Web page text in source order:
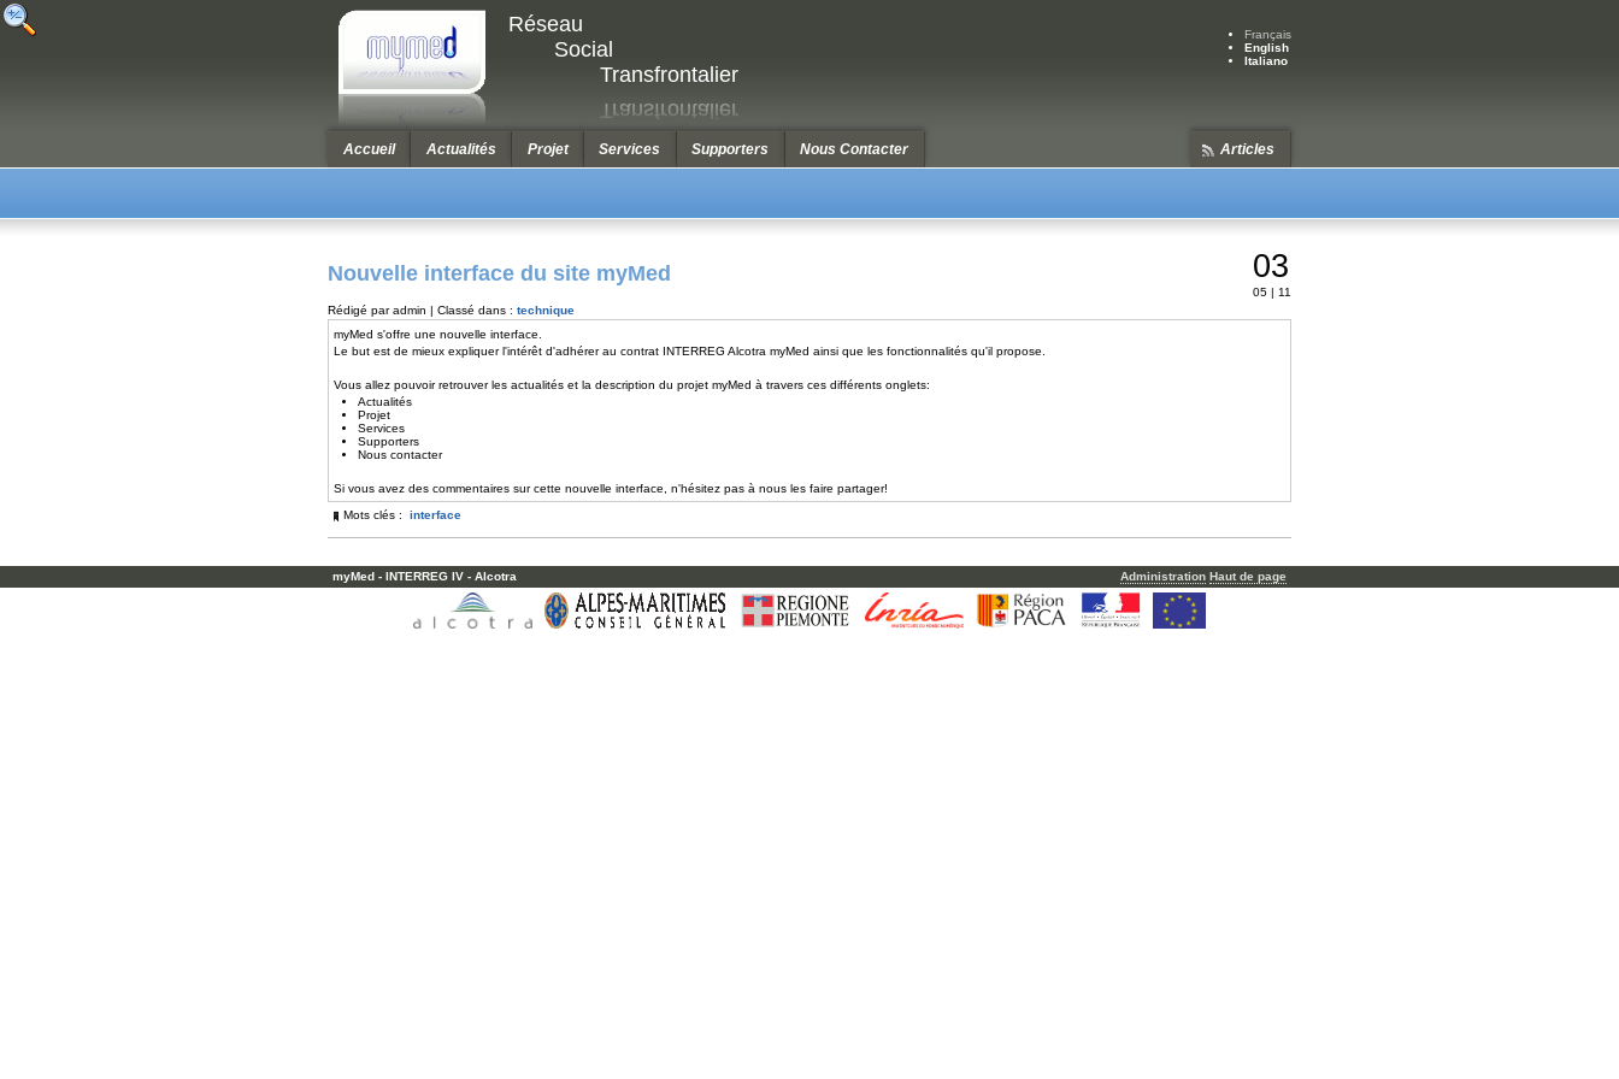
Réseau
Social
Transfrontalier
Français
English
Italiano
Accueil Actualités Projet Services Supporters Nous Contacter Articles
03
05 | 11
Nouvelle interface du site myMed
Rédigé par admin | Classé dans :technique
myMed s'offre une nouvelle interface.
Le but est de mieux expliquer l'intérêt d'adhérer au contrat INTERREG Alcotra myMed ainsi que les fonctionnalités qu'il propose.
Vous allez pouvoir retrouver les actualités et la description du projet myMed à travers ces différents onglets:
Actualités
Projet
Services
Supporters
Nous contacter
Si vous avez des commentaires sur cette nouvelle interface, n'hésitez pas à nous les faire partager!
Mots clés :
interface
myMed - INTERREG IV - Alcotra Administration Haut de page